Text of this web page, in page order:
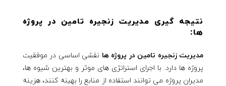
نتیجه گیری مدیریت زنجیره تامین در پروژه
ها:
مدیریت زنجیره تامین در پروژه ها نقشی اساسی در موفقیت
پروژه ها دارد. با اجرای استراتژی های موثر و بهترین شیوه ها،
مدیران پروژه می توانند استفاده از منابع را بهینه کنند، هزینه